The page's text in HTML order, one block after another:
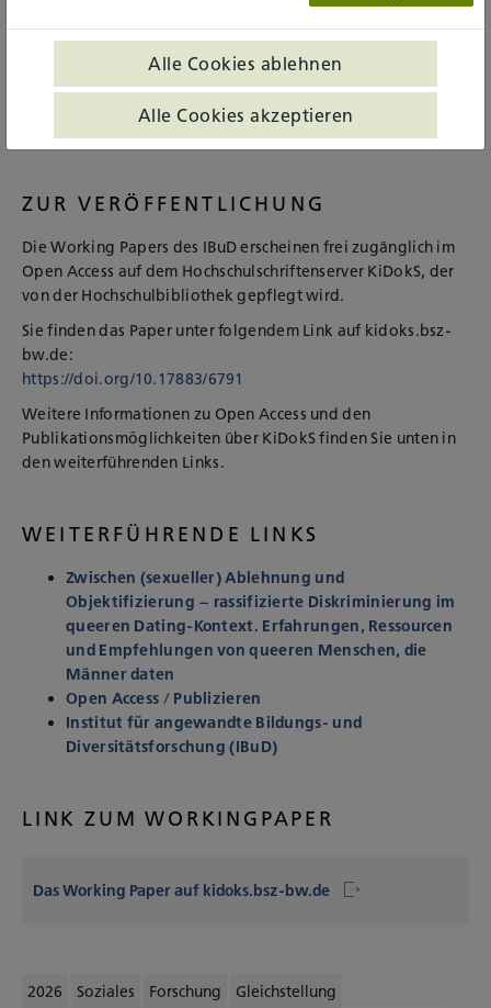
(B.A.) liegt sein fachlicher Schwerpunkt im Bereich des
strategischen Vielfaltsmanagements (Diversity-
Management). In seiner Praxis verbindet er
lösungsorientiertes Einzelcoaching mit strategischen
Ansätzen zur Entwicklung inklusiver und nachhaltiger
ZUR VERÖFFENTLICHUNG
Die Working Papers des IBuD erscheinen frei zugänglich im
Open Access auf dem Hochschulschriftenserver KiDokS, der
von der Hochschulbibliothek gepflegt wird.
Sie finden das Paper unter folgendem Link auf kidoks.bsz-
bw.de:
https://doi.org/10.17883/6791
Weitere Informationen zu Open Access und den
Publikationsmöglichkeiten über KiDokS finden Sie unten in
den weiterführenden Links.
WEITERFÜHRENDE LINKS
Zwischen (sexueller) Ablehnung und
Objektifizierung – rassifizierte Diskriminierung im
queeren Dating-Kontext. Erfahrungen, Ressourcen
und Empfehlungen von queeren Menschen, die
Männer daten
Open Access / Publizieren
Institut für angewandte Bildungs- und
Diversitätsforschung (IBuD)
LINK ZUM WORKINGPAPER
Das Working Paper auf kidoks.bsz-bw.de
2026 Soziales Forschung Gleichstellung
Alle Cookies ablehnen
Alle Cookies akzeptieren